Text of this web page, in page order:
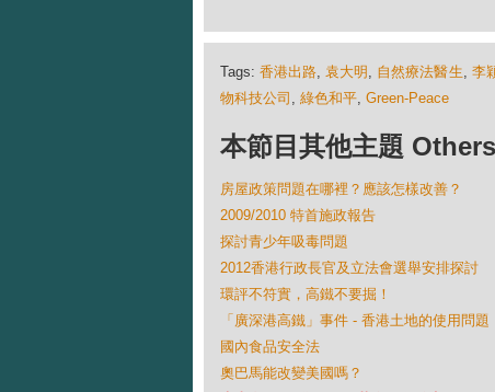
Tags: 香港出路, 袁大明 , 自然療法醫生, 李
物科技公司 , 綠色和平, Green-Peace
本節目其他主題
房屋政策問題在哪裡？應該怎樣改善？
2009/2010 特首施政報告
探討青少年吸毒問題
2012香港行政長官及立法會選舉安排探討
環評不符實，高鐵不要掘！
「廣深港高鐵」事件 - 香港土地的使用問題
國內食品安全法
奧巴馬能改變美國嗎？